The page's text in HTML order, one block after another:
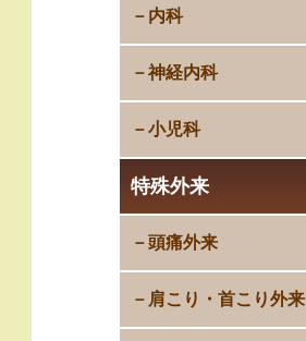
内科
神経内科
小児科
特殊外来
頭痛外来
肩こり・首こり外来